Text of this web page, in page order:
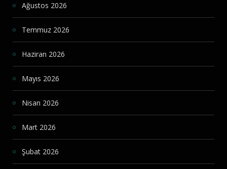
Ağustos 2026
Temmuz 2026
Haziran 2026
Mayıs 2026
Nisan 2026
Mart 2026
Şubat 2026